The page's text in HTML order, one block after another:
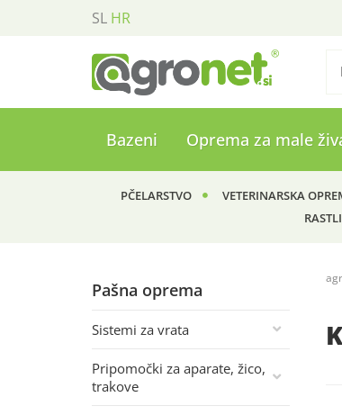
SL HR
Bazeni Oprema za male
PČELARSTVO VETERINARSKA
Pašna oprema
Sistemi za vrata
Pripomočki za aparate, žico,
trakove